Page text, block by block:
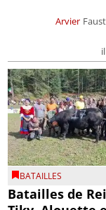
Arvier
BATAILLES
Batailles de